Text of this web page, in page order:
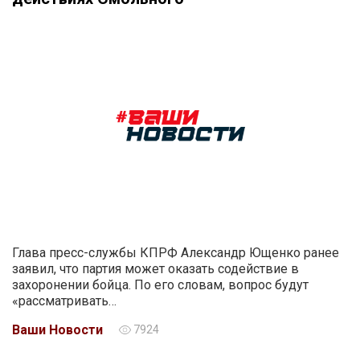
Глава пресс-службы КПРФ Александр Ющенко ранее
заявил, что партия может оказать содействие в
захоронении бойца. По его словам, вопрос будут
«рассматривать…
Ваши Новости
7924